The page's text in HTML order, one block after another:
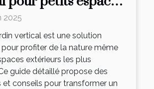
2025
vertical est une solution
pour profiter de la nature même
extérieurs les plus
guide détaillé propose des
et conseils pour transformer un